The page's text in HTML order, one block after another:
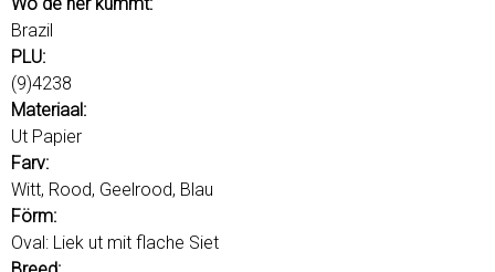
Brazil
PLU:
(9)4238
Materiaal:
Ut Papier
Farv:
Witt, Rood, Geelrood, Blau
Förm:
Oval: Liek ut mit flache Siet